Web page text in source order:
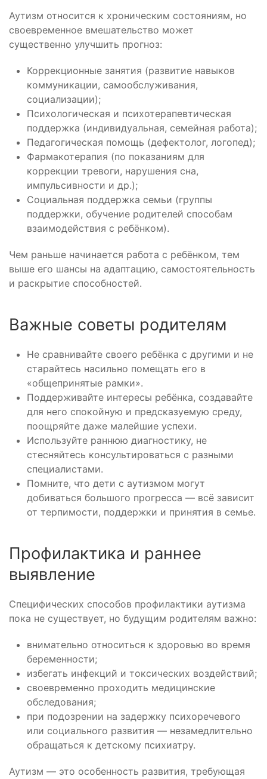
Аутизм относится к хроническим состояниям, но
своевременное вмешательство может
существенно улучшить прогноз:
Коррекционные занятия (развитие навыков
коммуникации, самообслуживания,
социализации);
Психологическая и психотерапевтическая
поддержка (индивидуальная, семейная работа);
Педагогическая помощь (дефектолог, логопед);
Фармакотерапия (по показаниям для
коррекции тревоги, нарушения сна,
импульсивности и др.);
Социальная поддержка семьи (группы
поддержки, обучение родителей способам
взаимодействия с ребёнком).
Чем раньше начинается работа с ребёнком, тем
выше его шансы на адаптацию, самостоятельность
и раскрытие способностей.
Важные советы родителям
Не сравнивайте своего ребёнка с другими и не
старайтесь насильно помещать его в
«общепринятые рамки».
Поддерживайте интересы ребёнка, создавайте
для него спокойную и предсказуемую среду,
поощряйте даже малейшие успехи.
Используйте раннюю диагностику, не
стесняйтесь консультироваться с разными
специалистами.
Помните, что дети с аутизмом могут
добиваться большого прогресса — всё зависит
от терпимости, поддержки и принятия в семье.
Профилактика и раннее
выявление
Специфических способов профилактики аутизма
пока не существует, но будущим родителям важно:
внимательно относиться к здоровью во время
беременности;
избегать инфекций и токсических воздействий;
своевременно проходить медицинские
обследования;
при подозрении на задержку психоречевого
или социального развития — незамедлительно
обращаться к детскому психиатру.
Аутизм — это особенность развития, требующая